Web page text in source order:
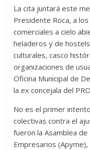
La cita juntará este
Presidente Roca, a
comerciales a cielo
heladeros y de
culturales, casco
organizaciones de
Oficina Municipal de
la ex concejala del
No es el primer
colectivas contra el
fueron la Asamblea
Empresarios (Apyme),